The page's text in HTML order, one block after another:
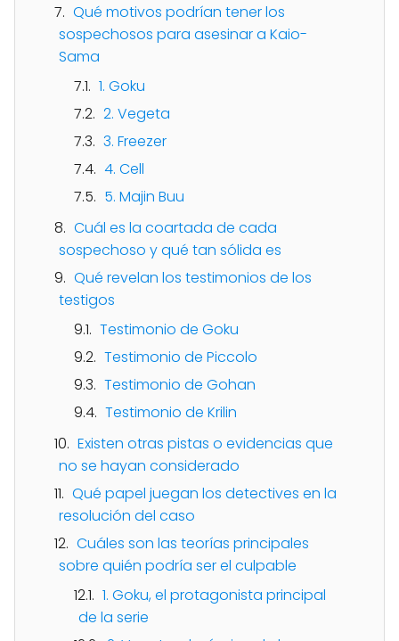
Qué motivos podrían tener los
sospechosos para asesinar a Kaio-
Sama
1. Goku
2. Vegeta
3. Freezer
4. Cell
5. Majin Buu
Cuál es la coartada de cada
sospechoso y qué tan sólida es
Qué revelan los testimonios de los
testigos
Testimonio de Goku
Testimonio de Piccolo
Testimonio de Gohan
Testimonio de Krilin
Existen otras pistas o evidencias que
no se hayan considerado
Qué papel juegan los detectives en la
resolución del caso
Cuáles son las teorías principales
sobre quién podría ser el culpable
1. Goku, el protagonista principal
de la serie